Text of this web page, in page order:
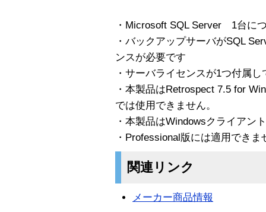
・Microsoft SQL Server 1台に
・バックアップサーバがSQL
ンスが必要です
・サーバライセンスが1つ付属し
・本製品はRetrospect 7.5 for
では使用できません。
・本製品はWindowsクライアン
・Professional版には適用できま
関連リンク
メーカー商品情報